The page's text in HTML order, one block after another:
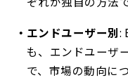
エンドユーザー別:
も、エンドユーザ
で、市場の動向に